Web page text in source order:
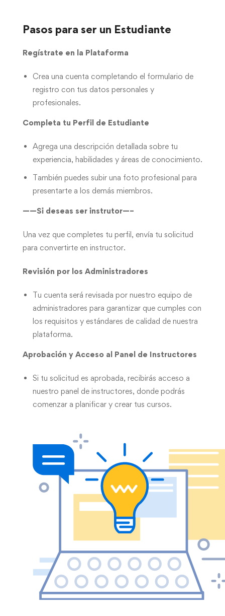
Pasos para ser un Estudiante
Regístrate en la Plataforma
Crea una cuenta completando el formulario de
registro con tus datos personales y
profesionales.
Completa tu Perfil de Estudiante
Agrega una descripción detallada sobre tu
experiencia, habilidades y áreas de conocimiento.
También puedes subir una foto profesional para
presentarte a los demás miembros.
——Si deseas ser instrutor—–
Una vez que completes tu perfil, envía tu solicitud
para convertirte en instructor.
Revisión por los Administradores
Tu cuenta será revisada por nuestro equipo de
administradores para garantizar que cumples con
los requisitos y estándares de calidad de nuestra
plataforma.
Aprobación y Acceso al Panel de Instructores
Si tu solicitud es aprobada, recibirás acceso a
nuestro panel de instructores, donde podrás
comenzar a planificar y crear tus cursos.